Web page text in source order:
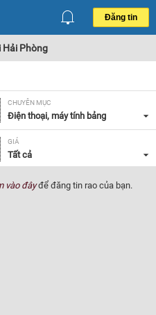
Đăng tin
Phòng
CHUYÊN MỤC
Điện thoại, máy tính bảng
GIÁ
Tất cả
vào đâyđể đăng tin rao của bạn.